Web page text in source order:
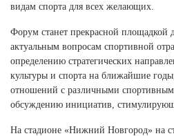
видам спорта для всех желающих.
Форум станет прекрасной площадкой
актуальным вопросам спортивной
определению стратегических
культуры и спорта на ближайшие
отношений с различными
обсуждению инициатив,
На стадионе «Нижний Новгород» на